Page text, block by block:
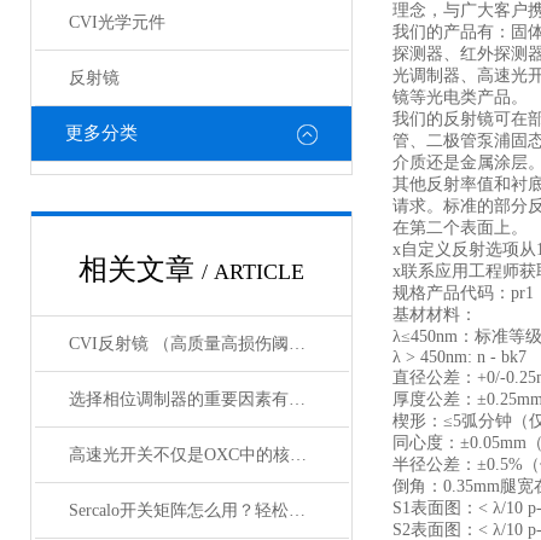
CVI光学元件
反射镜
更多分类
相关文章 / ARTICLE
CVI反射镜 （高质量高损伤阈值反射镜）产品介绍
选择相位调制器的重要因素有哪些？你清楚吗？
高速光开关不仅是OXC中的核心器件，它还广泛应用于这些领域
Sercalo开关矩阵怎么用？轻松实现光路智能切换
理念，与广大客户
我们的产品有：固
探测器、红外探测
光调制器、高速光
镜等光电类产品。
我们的反射镜可在
管、二极管泵浦固
介质还是金属涂层
其他反射率值和衬
请求。标准的部分
在第二个表面上。
x自定义反射选项从
x联系应用工程师获
规格产品代码：pr1
基材材料：
λ≤450nm：标准等
λ > 450nm: n - bk7
直径公差：+0/-
厚度公差：
楔形：≤5弧分钟（
同心度：±0.05mm
半径公差：±0.5%
倒角：0.35mm腿宽
S1表面图：< λ/10
S2表面图：< λ/10